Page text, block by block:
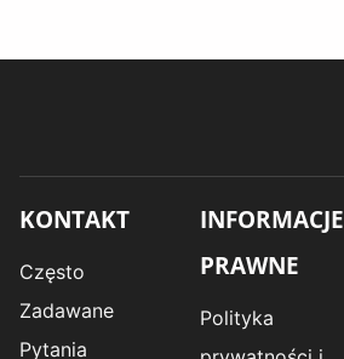
KONTAKT
Często
Zadawane
Pytania
INFORMACJE
PRAWNE
Polityka